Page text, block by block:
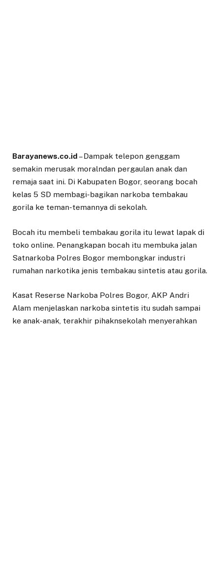
Barayanews.co.id – Dampak telepon genggam
semakin merusak moralndan pergaulan anak dan
remaja saat ini. Di Kabupaten Bogor, seorang bocah
kelas 5 SD membagi-bagikan narkoba tembakau
gorila ke teman-temannya di sekolah.
Bocah itu membeli tembakau gorila itu lewat lapak di
toko online. Penangkapan bocah itu membuka jalan
Satnarkoba Polres Bogor membongkar industri
rumahan narkotika jenis tembakau sintetis atau gorila.
Kasat Reserse Narkoba Polres Bogor, AKP Andri
Alam menjelaskan narkoba sintetis itu sudah sampai
ke anak-anak, terakhir pihaknsekolah menyerahkan